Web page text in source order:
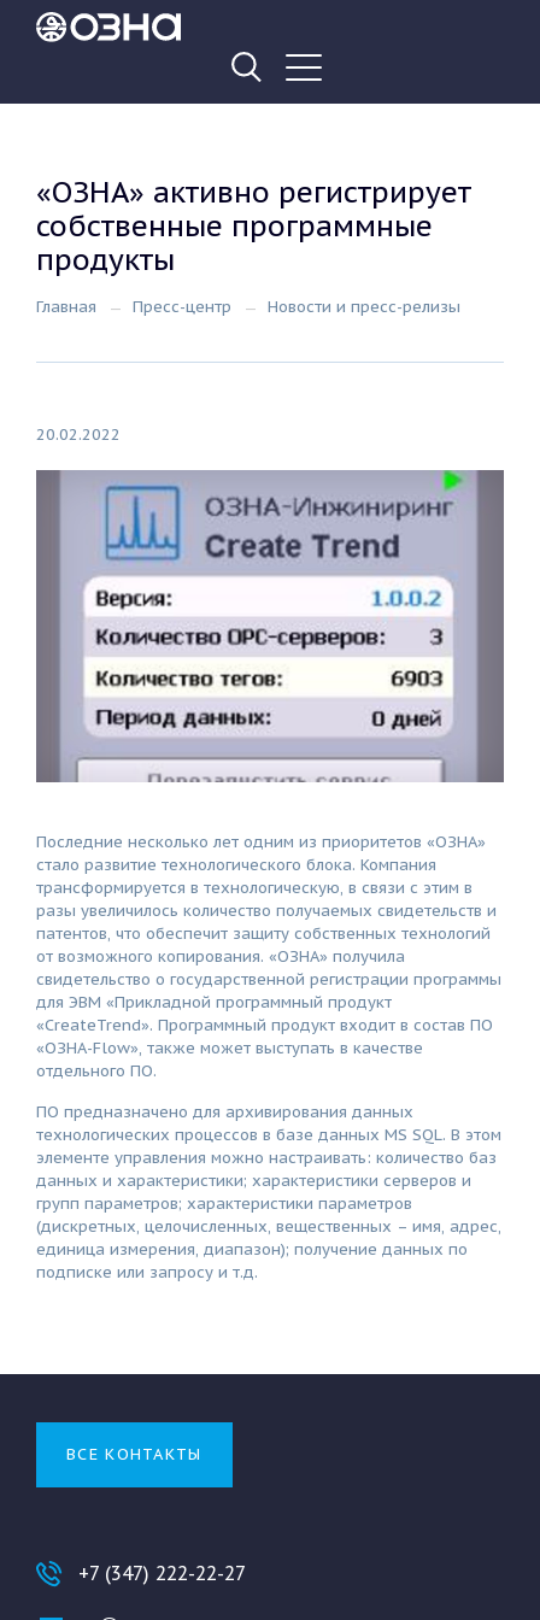
«ОЗНА» активно регистрирует
собственные программные
продукты
Главная Пресс-центр Новости и пресс-релизы
20.02.2022
Последние несколько лет одним из приоритетов «ОЗНА»
стало развитие технологического блока. Компания
трансформируется в технологическую, в связи с этим в
разы увеличилось количество получаемых свидетельств и
патентов, что обеспечит защиту собственных технологий
от возможного копирования. «ОЗНА» получила
свидетельство о государственной регистрации программы
для ЭВМ «Прикладной программный продукт
«CreateTrend». Программный продукт входит в состав ПО
«ОЗНА-Flow», также может выступать в качестве
отдельного ПО.
ПО предназначено для архивирования данных
технологических процессов в базе данных MS SQL. В этом
элементе управления можно настраивать: количество баз
данных и характеристики; характеристики серверов и
групп параметров; характеристики параметров
(дискретных, целочисленных, вещественных – имя, адрес,
единица измерения, диапазон); получение данных по
подписке или запросу и т.д.
ВСЕ КОНТАКТЫ
+7 (347) 222-22-27